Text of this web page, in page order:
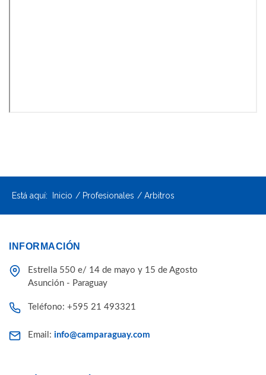
Está aquí: Inicio Profesionales Arbitros
INFORMACIÓN
Estrella 550 e/ 14 de mayo y 15 de Agosto
Asunción - Paraguay
Teléfono: +595 21 493321
Email: info@camparaguay.com